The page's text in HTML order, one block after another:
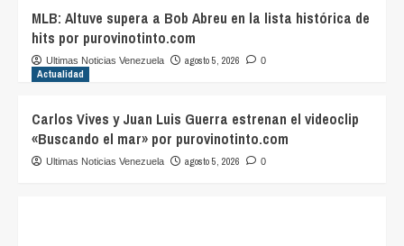
MLB: Altuve supera a Bob Abreu en la lista histórica de
hits por purovinotinto.com
Ultimas Noticias Venezuela agosto 5, 2026 0
Actualidad
Carlos Vives y Juan Luis Guerra estrenan el videoclip
«Buscando el mar» por purovinotinto.com
Ultimas Noticias Venezuela agosto 5, 2026 0